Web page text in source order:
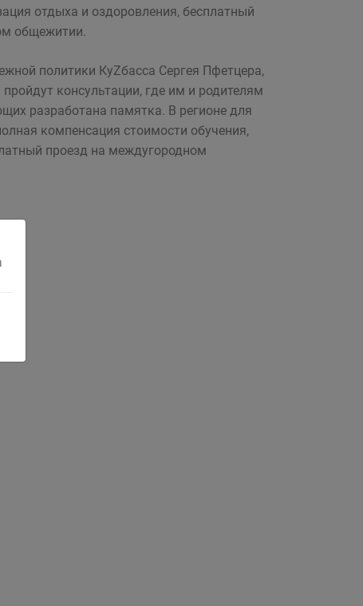
отдыха и оздоровления, бесплатный
общежитии.
политики КуZбасса Сергея Пфетцера,
консультации, где им и родителям
разработана памятка. В регионе для
компенсация стоимости обучения,
проезд на междугородном